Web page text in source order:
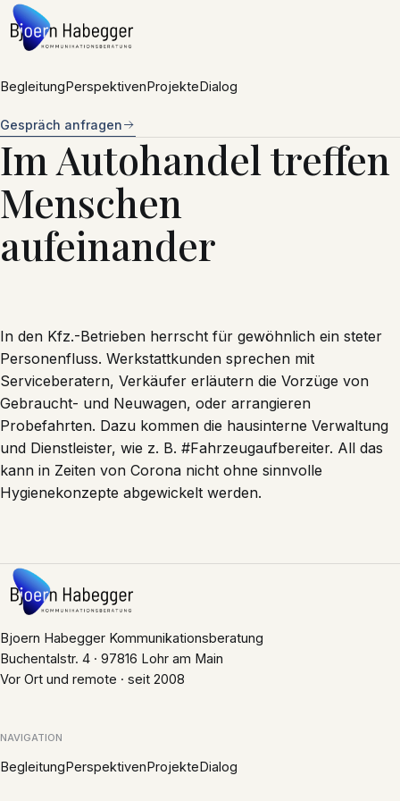
Zum Inhalt springen
BegleitungPerspektivenProjekteDialog
Gespräch anfragen
Im Autohandel treffen
Menschen
aufeinander
In den Kfz.-Betrieben herrscht für gewöhnlich ein steter
Personenfluss. Werkstattkunden sprechen mit
Serviceberatern, Verkäufer erläutern die Vorzüge von
Gebraucht- und Neuwagen, oder arrangieren
Probefahrten. Dazu kommen die hausinterne Verwaltung
und Dienstleister, wie z. B. #Fahrzeugaufbereiter. All das
kann in Zeiten von Corona nicht ohne sinnvolle
Hygienekonzepte abgewickelt werden.
Bjoern Habegger Kommunikationsberatung
Buchentalstr. 4 · 97816 Lohr am Main
Vor Ort und remote · seit 2008
NAVIGATION
BegleitungPerspektivenProjekteDialog